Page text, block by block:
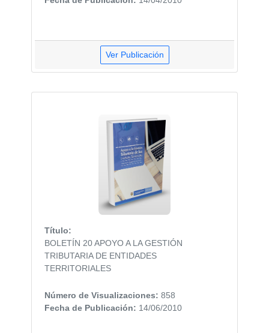
Ver Publicación
Título:
BOLETÍN 20 APOYO A LA GESTIÓN
TRIBUTARIA DE ENTIDADES
TERRITORIALES
Número de Visualizaciones: 858
Fecha de Publicación: 14/06/2010